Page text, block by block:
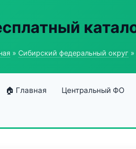
» Сибирский федеральный округ
🏠 Главная Центральный ФО